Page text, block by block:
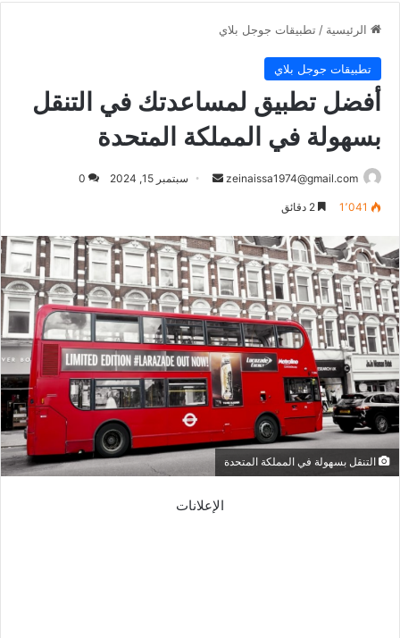
الرئيسية / تطبيقات جوجل بلاي
تطبيقات جوجل بلاي
أفضل تطبيق لمساعدتك في التنقل
بسهولة في المملكة المتحدة
zeinaissa1974@gmail.com
أرسل سبتمبر 15, 2024 0
1٬041
التنقل بسهولة في المملكة المتحدة
الإعلانات